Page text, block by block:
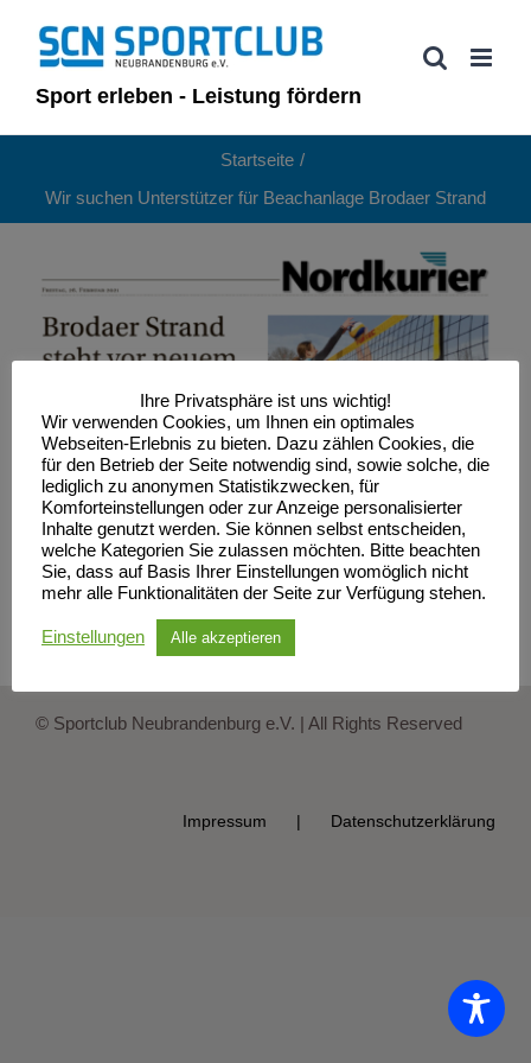
Inhalt
springenSport erleben - Leistung fördern
Startseite
Wir suchen Unterstützer für Beachanlage Brodaer Strand
© Sportclub Neubrandenburg e.V. | All Rights Reserved
Impressum Datenschutzerklärung
Ihre Privatsphäre ist uns wichtig!
Wir verwenden Cookies, um Ihnen ein optimales
Webseiten-Erlebnis zu bieten. Dazu zählen Cookies, die
für den Betrieb der Seite notwendig sind, sowie solche, die
lediglich zu anonymen Statistikzwecken, für
Komforteinstellungen oder zur Anzeige personalisierter
Inhalte genutzt werden. Sie können selbst entscheiden,
welche Kategorien Sie zulassen möchten. Bitte beachten
Sie, dass auf Basis Ihrer Einstellungen womöglich nicht
mehr alle Funktionalitäten der Seite zur Verfügung stehen.
Einstellungen Alle akzeptieren